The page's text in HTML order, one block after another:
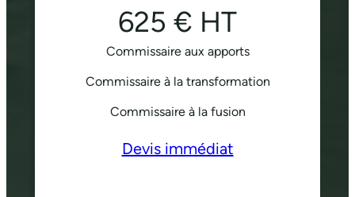
625 € HT
Commissaire aux apports
Commissaire à la transformation
Commissaire à la fusion
Devis immédiat